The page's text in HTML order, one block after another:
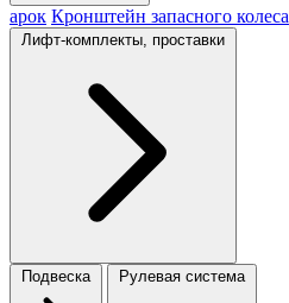
арок Кронштейн запасного колеса
Лифт-комплекты, проставки
Подвеска Рулевая система